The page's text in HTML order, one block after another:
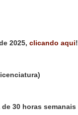
2025, clicando aqui!
de 30 horas semanais